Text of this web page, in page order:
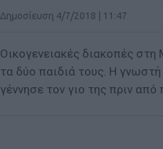
Δημοσίευση 4/7/2018 | 11:47
Οικογενειακές διακοπές στη
τα δύο παιδιά τους. Η
γέννησε τον γιο της πριν